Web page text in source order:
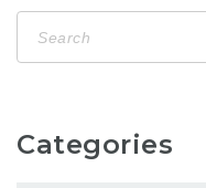
Categories